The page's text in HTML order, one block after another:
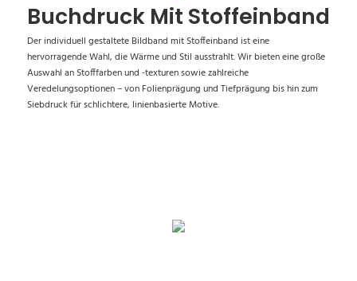
Buchdruck Mit Stoffeinband
Der individuell gestaltete Bildband mit Stoffeinband ist eine
hervorragende Wahl, die Wärme und Stil ausstrahlt. Wir bieten eine große
Auswahl an Stofffarben und -texturen sowie zahlreiche
Veredelungsoptionen – von Folienprägung und Tiefprägung bis hin zum
Siebdruck für schlichtere, linienbasierte Motive.